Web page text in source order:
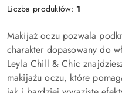
Liczba produktów: 1
Makijaż oczu pozwala
charakter dopasowany do
Leyla Chill & Chic
makijażu oczu, które